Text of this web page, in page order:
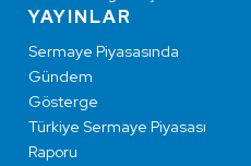
YAYINLAR
Sermaye Piyasasında
Gündem
Gösterge
Türkiye Sermaye Piyasası
Raporu